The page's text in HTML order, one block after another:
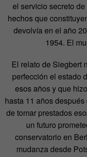
el servicio secreto
hechos que
devolvía en el año
1954. El
El relato de Siegbert
perfección el estado
esos años y que
hasta 11 años
de tomar prestados
un futuro
conservatorio en
mudanza desde